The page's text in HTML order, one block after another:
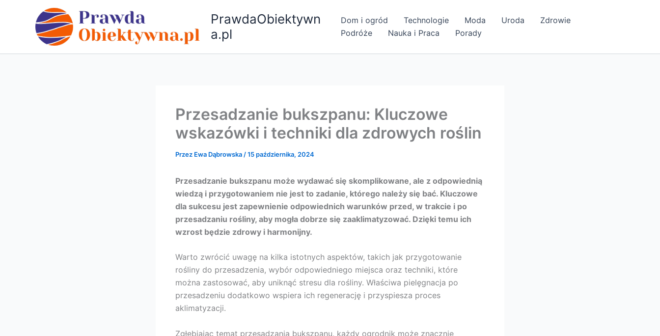
PrawdaObiektywn
a.pl
Dom i ogród Technologie Moda Uroda
Zdrowie
Podróże
Nauka i Praca Porady
Przesadzanie bukszpanu: Kluczowe
wskazówki i techniki dla zdrowych roślin
Przez Ewa Dąbrowska /15 października, 2024
Przesadzanie bukszpanu może wydawać się skomplikowane, ale z odpowiednią
wiedzą i przygotowaniem nie jest to zadanie, którego należy się bać. Kluczowe
dla sukcesu jest zapewnienie odpowiednich warunków przed, w trakcie i po
przesadzaniu rośliny, aby mogła dobrze się zaaklimatyzować. Dzięki temu ich
wzrost będzie zdrowy i harmonijny.
Warto zwrócić uwagę na kilka istotnych aspektów, takich jak przygotowanie
rośliny do przesadzenia, wybór odpowiedniego miejsca oraz techniki, które
można zastosować, aby uniknąć stresu dla rośliny. Właściwa pielęgnacja po
przesadzeniu dodatkowo wspiera ich regenerację i przyspiesza proces
aklimatyzacji.
Zgłębiając temat przesadzania bukszpanu, każdy ogrodnik może znacznie